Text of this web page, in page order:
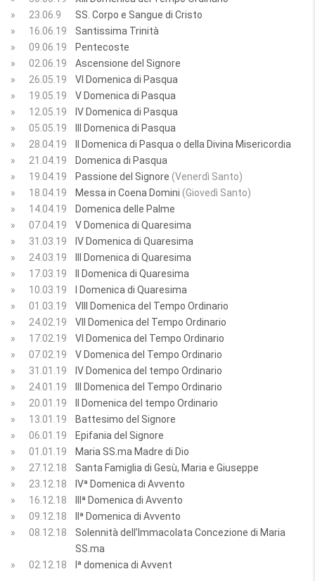
»
23.06.9
SS. Corpo e Sangue di Cristo
»
16.06.19
Santissima Trinità
»
09.06.19
Pentecoste
»
02.06.19
Ascensione del Signore
»
26.05.19
VI Domenica di Pasqua
»
19.05.19
V Domenica di Pasqua
»
12.05.19
IV Domenica di Pasqua
»
05.05.19
III Domenica di Pasqua
»
28.04.19
II Domenica di Pasqua o della Divina Misericordia
»
21.04.19
Domenica di Pasqua
»
19.04.19 Passione del Signore (Venerdì Santo)
»
18.04.19 Messa in Coena Domini (Giovedì Santo)
»
14.04.19
Domenica delle Palme
»
07.04.19
V Domenica di Quaresima
»
31.03.19
IV Domenica di Quaresima
»
24.03.19
III Domenica di Quaresima
»
17.03.19
II Domenica di Quaresima
»
10.03.19
I Domenica di Quaresima
»
01.03.19
VIII Domenica del Tempo Ordinario
»
24.02.19
VII Domenica del Tempo Ordinario
»
17.02.19
VI Domenica del Tempo Ordinario
»
07.02.19
V Domenica del Tempo Ordinario
»
31.01.19
IV Domenica del tempo Ordinario
»
24.01.19
III Domenica del Tempo Ordinario
»
20.01.19
II Domenica del tempo Ordinario
»
13.01.19
Battesimo del Signore
»
06.01.19
Epifania del Signore
»
01.01.19
Maria SS.ma Madre di Dio
»
27.12.18
Santa Famiglia di Gesù, Maria e Giuseppe
»
23.12.18
IVª Domenica di Avvento
»
16.12.18
IIIª Domenica di Avvento
»
09.12.18
IIª Domenica di Avvento
»
08.12.18
Solennità dell’Immacolata Concezione di Maria
SS.ma
»
02.12.18 Iª domenica di Avvent